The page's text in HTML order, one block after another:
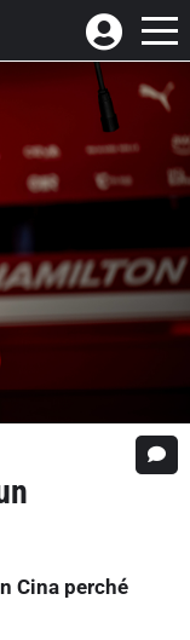
Cina perché